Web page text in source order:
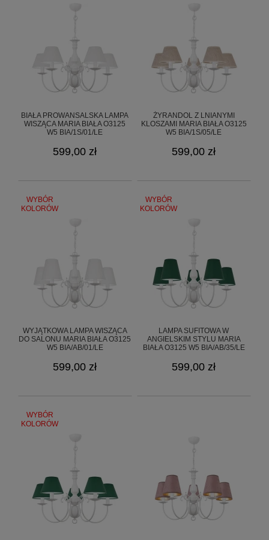
BIAŁA PROWANSALSKA LAMPA
WISZĄCA MARIA BIAŁA O3125
W5 BIA/1S/01/LE
599,00 zł
ŻYRANDOL Z LNIANYMI
KLOSZAMI MARIA BIAŁA O3125
W5 BIA/1S/05/LE
599,00 zł
WYBÓR
KOLORÓW
WYJĄTKOWA LAMPA WISZĄCA
DO SALONU MARIA BIAŁA O3125
W5 BIA/AB/01/LE
599,00 zł
WYBÓR
KOLORÓW
LAMPA SUFITOWA W
ANGIELSKIM STYLU MARIA
BIAŁA O3125 W5 BIA/AB/35/LE
599,00 zł
WYBÓR
KOLORÓW